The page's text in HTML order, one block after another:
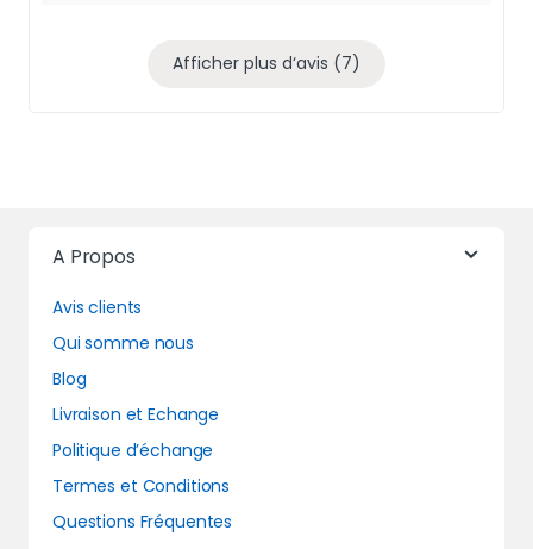
Afficher plus d‘avis (7)
A Propos
Avis clients
Qui somme nous
Blog
Livraison et Echange
Politique d’échange
Termes et Conditions
Questions Fréquentes